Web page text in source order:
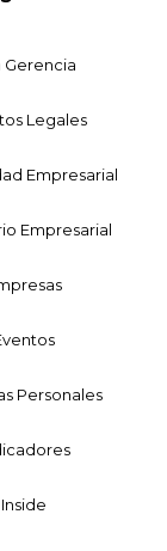
Gerencia
Legales
Empresarial
Empresarial
Personales
Inside